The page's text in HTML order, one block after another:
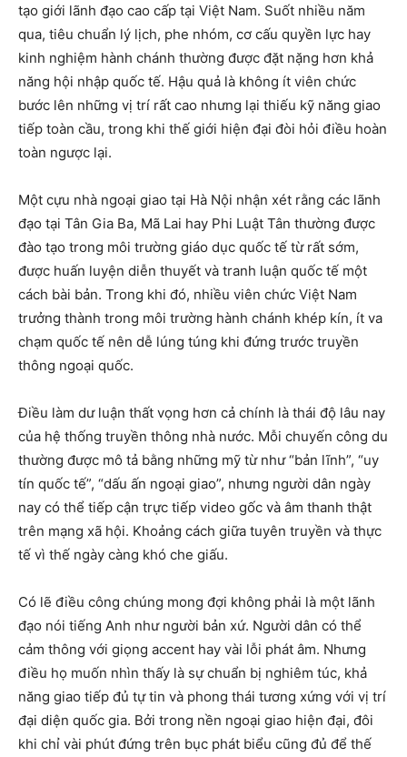
tạo giới lãnh đạo cao cấp tại Việt Nam. Suốt nhiều năm
qua, tiêu chuẩn lý lịch, phe nhóm, cơ cấu quyền lực hay
kinh nghiệm hành chánh thường được đặt nặng hơn khả
năng hội nhập quốc tế. Hậu quả là không ít viên chức
bước lên những vị trí rất cao nhưng lại thiếu kỹ năng giao
tiếp toàn cầu, trong khi thế giới hiện đại đòi hỏi điều hoàn
toàn ngược lại.
Một cựu nhà ngoại giao tại Hà Nội nhận xét rằng các lãnh
đạo tại Tân Gia Ba, Mã Lai hay Phi Luật Tân thường được
đào tạo trong môi trường giáo dục quốc tế từ rất sớm,
được huấn luyện diễn thuyết và tranh luận quốc tế một
cách bài bản. Trong khi đó, nhiều viên chức Việt Nam
trưởng thành trong môi trường hành chánh khép kín, ít va
chạm quốc tế nên dễ lúng túng khi đứng trước truyền
thông ngoại quốc.
Điều làm dư luận thất vọng hơn cả chính là thái độ lâu nay
của hệ thống truyền thông nhà nước. Mỗi chuyến công du
thường được mô tả bằng những mỹ từ như “bản lĩnh”, “uy
tín quốc tế”, “dấu ấn ngoại giao”, nhưng người dân ngày
nay có thể tiếp cận trực tiếp video gốc và âm thanh thật
trên mạng xã hội. Khoảng cách giữa tuyên truyền và thực
tế vì thế ngày càng khó che giấu.
Có lẽ điều công chúng mong đợi không phải là một lãnh
đạo nói tiếng Anh như người bản xứ. Người dân có thể
cảm thông với giọng accent hay vài lỗi phát âm. Nhưng
điều họ muốn nhìn thấy là sự chuẩn bị nghiêm túc, khả
năng giao tiếp đủ tự tin và phong thái tương xứng với vị trí
đại diện quốc gia. Bởi trong nền ngoại giao hiện đại, đôi
khi chỉ vài phút đứng trên bục phát biểu cũng đủ để thế